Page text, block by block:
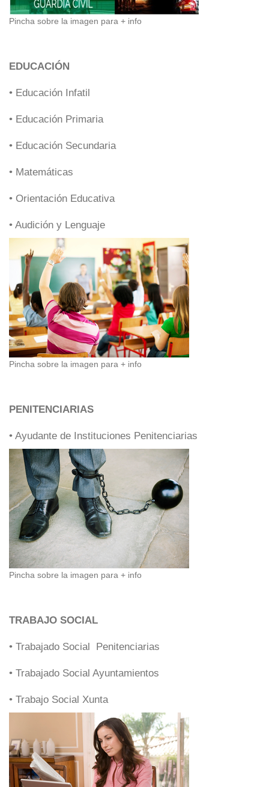
Pincha sobre la imagen para + info
EDUCACIÓN
• Educación Infatil
• Educación Primaria
• Educación Secundaria
• Matemáticas
• Orientación Educativa
• Audición y Lenguaje
Pincha sobre la imagen para + info
PENITENCIARIAS
• Ayudante de Instituciones Penitenciarias
Pincha sobre la imagen para + info
TRABAJO SOCIAL
• Trabajado Social Penitenciarias
• Trabajado Social Ayuntamientos
• Trabajo Social Xunta